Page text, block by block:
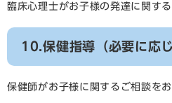
臨床心理士がお子様の発達に関す
​​10.保健指導（必要に応じ
保健師がお子様に関するご相談をお